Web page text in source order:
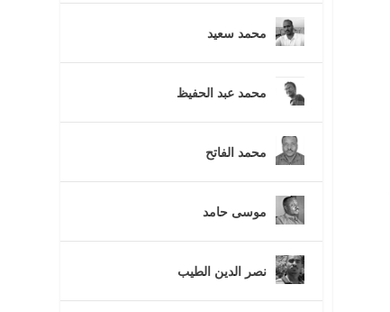
محمد سعيد
محمد عبد الحفيظ
محمد الفاتح
موسى حامد
نصر الدين الطيب